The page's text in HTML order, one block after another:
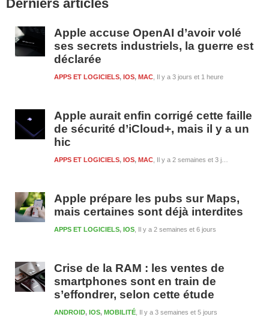
latérale
Derniers articles
Apple accuse OpenAI d’avoir volé
ses secrets industriels, la guerre est
déclarée
Il y a 3 jours et 1 heure
APPS ET LOGICIELS, IOS, MAC
Apple aurait enfin corrigé cette faille
de sécurité d’iCloud+, mais il y a un
hic
Il y a 2 semaines et 3 jours
APPS ET LOGICIELS, IOS, MAC
Apple prépare les pubs sur Maps,
mais certaines sont déjà interdites
Il y a 2 semaines et 6 jours
APPS ET LOGICIELS, IOS
Crise de la RAM : les ventes de
smartphones sont en train de
s’effondrer, selon cette étude
Il y a 3 semaines et 5 jours
ANDROID, IOS, MOBILITÉ